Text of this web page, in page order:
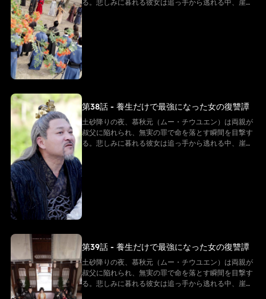
る。悲しみに暮れる彼女は追っ手から逃れる中、崖か
ら転落してしまう。だが、彼女は「白尊者」と呼ばれ
る隠遁の仙に救われる。復讐を誓う慕秋元は修行を懇
願するが、白尊者が授けたのは「ただの養生法」。
──そう思われていた。 その“養生功”こそ、実は仙界
最上級の秘法。そして慕秋元の身体は、万年に一度の
「先天仙体」だった。
第38話 - 養生だけで最強になった女の復讐譚
土砂降りの夜、慕秋元（ムー・チウユエン）は両親が
叔父に陥れられ、無実の罪で命を落とす瞬間を目撃す
る。悲しみに暮れる彼女は追っ手から逃れる中、崖か
る隠遁の仙に救われる。復讐を誓う慕秋元は修行を懇
願するが、白尊者が授けたのは「ただの養生法」。
最上級の秘法。そして慕秋元の身体は、万年に一度の
「先天仙体」だった。
第39話 - 養生だけで最強になった女の復讐譚
土砂降りの夜、慕秋元（ムー・チウユエン）は両親が
叔父に陥れられ、無実の罪で命を落とす瞬間を目撃す
る。悲しみに暮れる彼女は追っ手から逃れる中、崖か
ら転落してしまう。だが、彼女は「白尊者」と呼ばれ